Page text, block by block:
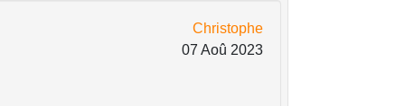
Christophe
07 Aoû 2023